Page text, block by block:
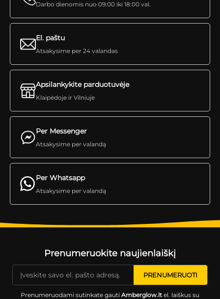
Darbo dienomis nuo 09:00 iki 18:00 val.
Per Messenger
Atsakysime per valandą
El. paštu
Atsakysime per 24 valandas
Apsilankykite parduotuvėje
Klaipėdoje ir Vilniuje
Per Whatsapp
Atsakysime per valandą
Prenumeruokite naujienlaiškį
Prenumeruodami sutinkate gauti Amberglow.ltel. laiškus su